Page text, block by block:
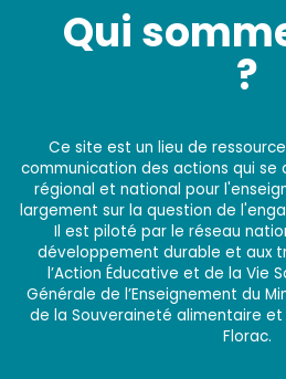
Qui
?
Ce site est un lieu de
communication des actions qui se
régional et national pour
largement sur la question de
Il est piloté par le réseau
développement durable et aux
l’Action Éducative et de la Vie
Générale de l’Enseignement du
de la Souveraineté alimentaire et
Florac.